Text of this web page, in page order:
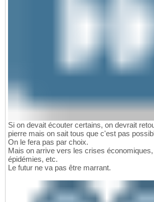
Si on devait écouter certains, on devrait
pierre mais on sait tous que c'est pas
On le fera pas par choix.
Mais on arrive vers les crises
épidémies, etc.
Le futur ne va pas être marrant.